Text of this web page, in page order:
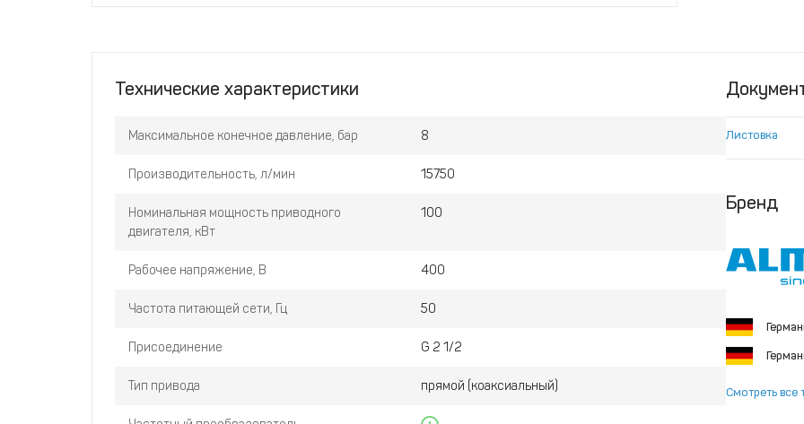
Технические характеристики
Максимальное конечное давление, бар 8
Производительность, л/мин 15750
Номинальная мощность приводного
двигателя, кВт
100
Рабочее напряжение, В 400
Частота питающей сети, Гц 50
Присоединение G 2 1/2
Тип привода прямой (коаксиальный)
Листовка
Бренд
Смотреть все